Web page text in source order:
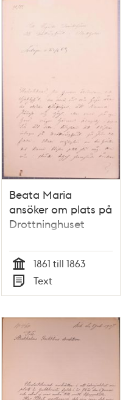
Beata Maria
ansöker om plats på
Drottninghuset
Tid
1861 till 1863
Typ
Text